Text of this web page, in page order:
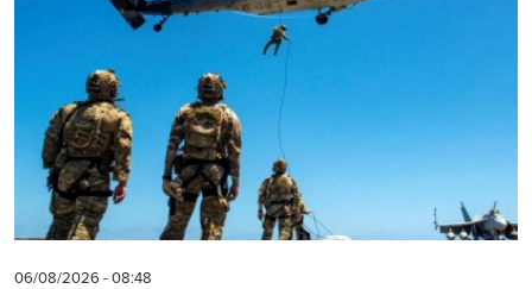
06/08/2026 - 08:48